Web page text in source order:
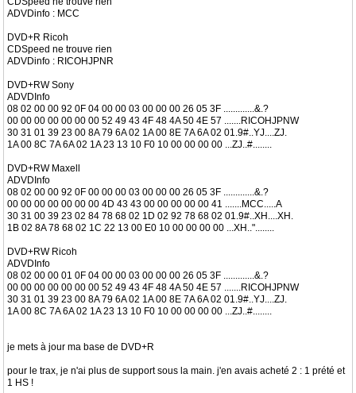
ADVDinfo : MCC
DVD+R Ricoh
CDSpeed ne trouve rien
ADVDinfo : RICOHJPNR
DVD+RW Sony
ADVDInfo
08 02 00 00 92 0F 04 00 00 03 00 00 00 26 05 3F .............&.?
00 00 00 00 00 00 00 52 49 43 4F 48 4A 50 4E 57 .......RICOHJPNW
30 31 01 39 23 00 8A 79 6A 02 1A 00 8E 7A 6A 02 01.9#..YJ....ZJ.
1A 00 8C 7A 6A 02 1A 23 13 10 F0 10 00 00 00 00 ...ZJ..#........
DVD+RW Maxell
ADVDInfo
08 02 00 00 92 0F 00 00 00 03 00 00 00 26 05 3F .............&.?
00 00 00 00 00 00 00 4D 43 43 00 00 00 00 00 41 .......MCC.....A
30 31 00 39 23 02 84 78 68 02 1D 02 92 78 68 02 01.9#..XH....XH.
1B 02 8A 78 68 02 1C 22 13 00 E0 10 00 00 00 00 ...XH.."........
DVD+RW Ricoh
ADVDInfo
08 02 00 00 01 0F 04 00 00 03 00 00 00 26 05 3F .............&.?
00 00 00 00 00 00 00 52 49 43 4F 48 4A 50 4E 57 .......RICOHJPNW
30 31 01 39 23 00 8A 79 6A 02 1A 00 8E 7A 6A 02 01.9#..YJ....ZJ.
1A 00 8C 7A 6A 02 1A 23 13 10 F0 10 00 00 00 00 ...ZJ..#........
je mets à jour ma base de DVD+R
pour le trax, je n'ai plus de support sous la main. j'en avais acheté 2 : 1 prété et
1 HS !